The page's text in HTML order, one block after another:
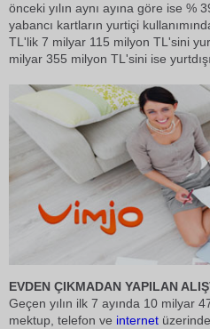
önceki yılın aynı ayına göre ise %
yabancı kartların yurtiçi
TL'lik 7 milyar 115 milyon TL'sini
milyar 355 milyon TL'sini ise
EVDEN ÇIKMADAN YAPILAN
Geçen yılın ilk 7 ayında 10 milyar
mektup, telefon ve internet